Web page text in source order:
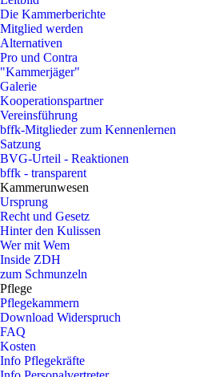
Die Kammerberichte
Mitglied werden
Alternativen
Pro und Contra
"Kammerjäger"
Galerie
Kooperationspartner
Vereinsführung
bffk-Mitglieder zum Kennenlernen
Satzung
BVG-Urteil - Reaktionen
bffk - transparent
Kammerunwesen
Ursprung
Recht und Gesetz
Hinter den Kulissen
Wer mit Wem
Inside ZDH
zum Schmunzeln
Pflege
Pflegekammern
Download Widerspruch
FAQ
Kosten
Info Pflegekräfte